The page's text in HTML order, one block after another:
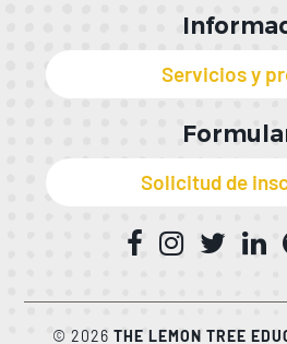
Servicios y
Solicitud de
© 2026 THE LEMON TREE